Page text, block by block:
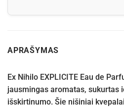
APRAŠYMAS
Ex Nihilo EXPLICITE Eau de
jausmingas aromatas, sukurtas
išskirtinumo. Šie nišiniai